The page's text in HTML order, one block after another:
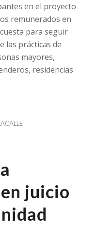
en el proyecto
remunerados en
para seguir
las prácticas de
mayores,
residencias
juicio